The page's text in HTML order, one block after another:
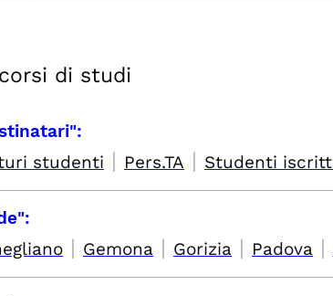
di studi
studenti | Pers.TA | Studenti
| Gemona | Gorizia | Padova |